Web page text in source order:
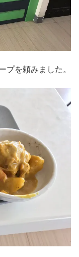
プを頼みました。